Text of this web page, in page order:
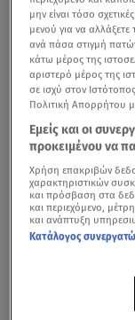
«Θέλω το μωρό να
μην είναι τόσο
μενού για να
ανά πάσα στιγμή
κάτω μέρος της
αριστερό μέρος της
σε ισχύ στον
Πολιτική Απορρήτου
Εμείς και οι
προκειμένου να
Χρήση επακριβών
χαρακτηριστικών
και πρόσβαση στα
και περιεχόμενο,
και ανάπτυξη
Κατάλογος